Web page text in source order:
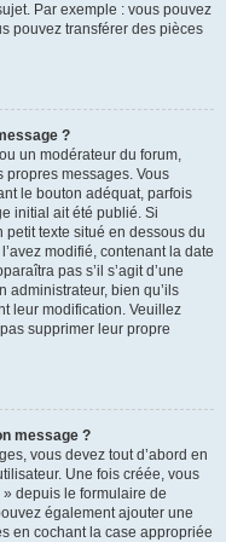
Par exemple : vous pouvez
pouvez transférer des pièces
?
un modérateur du forum,
messages. Vous
le bouton adéquat, parfois
initial ait été publié. Si
texte situé en dessous du
modifié, contenant la date
pas s’il s’agit d’une
administrateur, bien qu’ils
leur modification. Veuillez
supprimer leur propre
message ?
vous devez tout d’abord en
Une fois créée, vous
depuis le formulaire de
également ajouter une
en cochant la case appropriée